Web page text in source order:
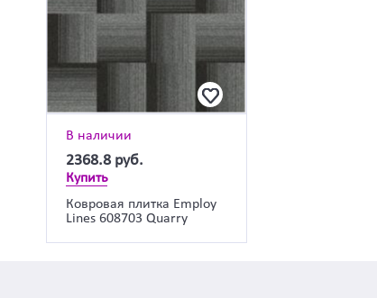
В наличии
2368.8 руб.
Купить
Ковровая плитка Employ
Lines 608703 Quarry